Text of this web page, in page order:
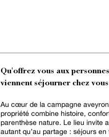
Qu'offrez vous aux
viennent séjourner chez
Au cœur de la campagne
propriété combine histoire,
parenthèse nature. Le lieu invite
autant qu’au partage : séjours en